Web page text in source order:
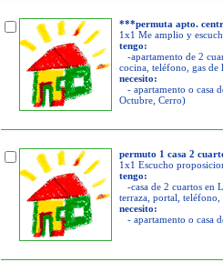
***permuta apto.
1x1 Me amplio y
tengo:
-apartamento de 2
cocina, teléfono, gas de
necesito:
- apartamento o casa
Octubre, Cerro)
permuto 1 casa 2
1x1 Escucho
tengo:
-casa de 2 cuartos en
terraza, portal, teléfono,
necesito:
- apartamento o casa